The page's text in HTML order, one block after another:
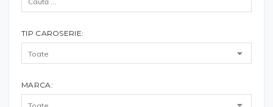
TIP CAROSERIE:
MARCA: